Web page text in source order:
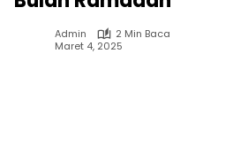
Admin
2 Min Baca
Maret 4, 2025